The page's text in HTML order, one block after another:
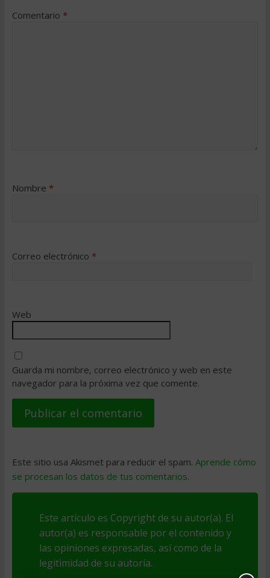
Comentario *
Nombre *
Correo electrónico *
Web
Guarda mi nombre, correo electrónico y web en este
navegador para la próxima vez que comente.
Este sitio usa Akismet para reducir el spam. Aprende cómo
se procesan los datos de tus comentarios.
Este artículo es Copyright de su autor(a). El
autor(a) es responsable por el contenido y
las opiniones expresadas, así como de la
legitimidad de su autoría.